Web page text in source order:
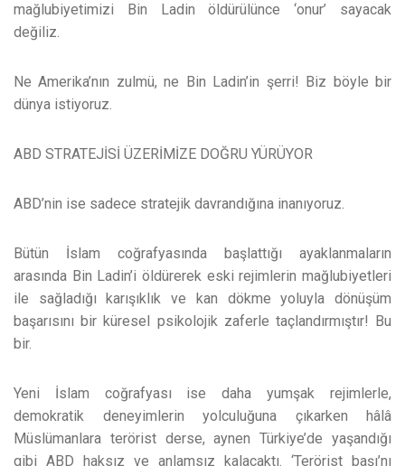
mağlubiyetimizi Bin Ladin öldürülünce ‘onur’ sayacak
değiliz.
Ne Amerika’nın zulmü, ne Bin Ladin’in şerri! Biz böyle bir
dünya istiyoruz.
ABD STRATEJİSİ ÜZERİMİZE DOĞRU YÜRÜYOR
ABD’nin ise sadece stratejik davrandığına inanıyoruz.
Bütün İslam coğrafyasında başlattığı ayaklanmaların
arasında Bin Ladin’i öldürerek eski rejimlerin mağlubiyetleri
ile sağladığı karışıklık ve kan dökme yoluyla dönüşüm
başarısını bir küresel psikolojik zaferle taçlandırmıştır! Bu
bir.
Yeni İslam coğrafyası ise daha yumşak rejimlerle,
demokratik deneyimlerin yolculuğuna çıkarken hâlâ
Müslümanlara terörist derse, aynen Türkiye’de yaşandığı
gibi ABD haksız ve anlamsız kalacaktı. ‘Terörist başı’nı